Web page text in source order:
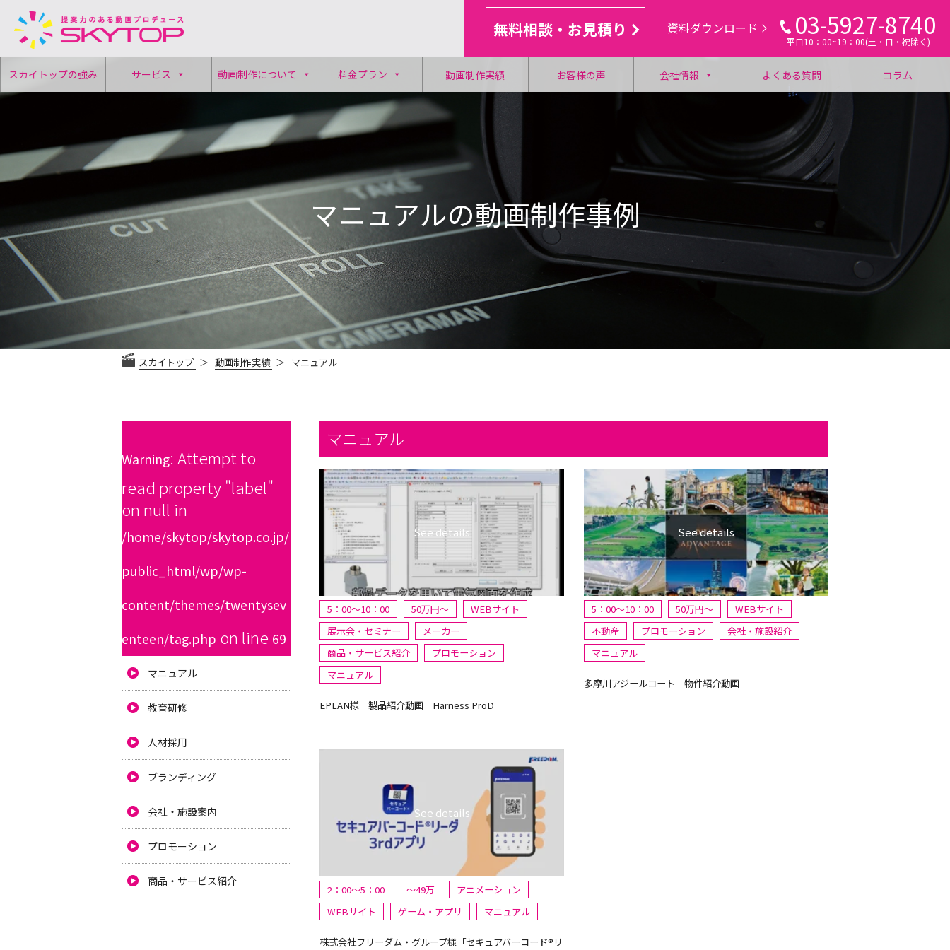
ン
テ
へ
キ
無料相談・お見積り 資料ダウンロード 03-5927-8740
平日10：00~19：00(土・日・祝除く)
スカイトップの強み サービス 動画制作について 料金プラン 動画制作実績 お客様の声 会社情報 よくある質問 コラム
マニュアルの動画制作事例
スカイトップ 動画制作実績 マニュアル
Warning: Attempt to
read property "label"
on null in
/home/skytop/skytop.co.jp/
public_html/wp/wp-
content/themes/twentysev
enteen/tag.php on line 69
マニュアル
教育研修
人材採用
ブランディング
会社・施設案内
プロモーション
商品・サービス紹介
マニュアル
5：00～10：00 50万円〜
WEBサイト
展示会・セミナー
メーカー
商品・サービス紹介
プロモーション
マニュアル
EPLAN様 製品紹介動画 Harness ProD
5：00～10：00 50万円〜
WEBサイト
不動産
プロモーション
会社・施設紹介
マニュアル
多摩川アジールコート 物件紹介動画
2：00～5：00 〜49万
アニメーション
WEBサイト
ゲーム・アプリ マニュアル
株式会社フリーダム・グループ様「セキュアバーコード®リ